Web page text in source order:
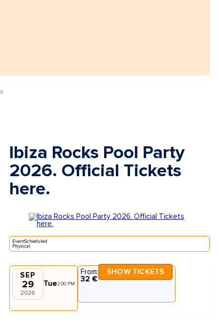
Ibiza Rocks Pool Party
2026. Official Tickets
here.
EventScheduled
Physical
SEP
29
2026
Tue2:00 PM
From:
32 €
SHOW TICKETS